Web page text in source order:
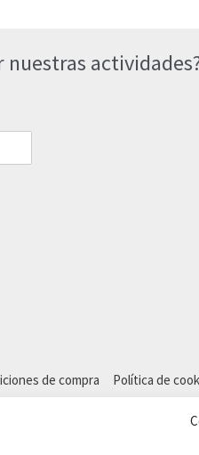
nuestras
de compra Política de